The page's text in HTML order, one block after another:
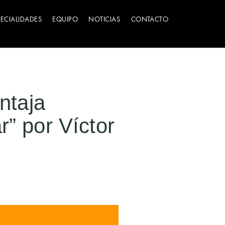
EQUIPO NOTICIAS CONTACTO
por Víctor